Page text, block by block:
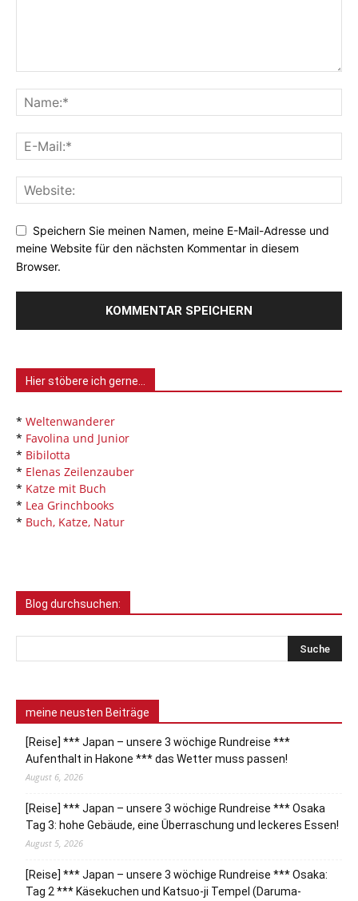
Speichern Sie meinen Namen, meine E-Mail-Adresse und
meine Website für den nächsten Kommentar in diesem
Browser.
Hier stöbere ich gerne…
* Weltenwanderer
* Favolina und Junior
* Bibilotta
* Elenas Zeilenzauber
* Katze mit Buch
* Lea Grinchbooks
* Buch, Katze, Natur
Blog durchsuchen:
meine neusten Beiträge
[Reise] *** Japan – unsere 3 wöchige Rundreise ***
Aufenthalt in Hakone *** das Wetter muss passen!
August 6, 2026
[Reise] *** Japan – unsere 3 wöchige Rundreise *** Osaka
Tag 3: hohe Gebäude, eine Überraschung und leckeres Essen!
August 5, 2026
[Reise] *** Japan – unsere 3 wöchige Rundreise *** Osaka:
Tag 2 *** Käsekuchen und Katsuo-ji Tempel (Daruma-